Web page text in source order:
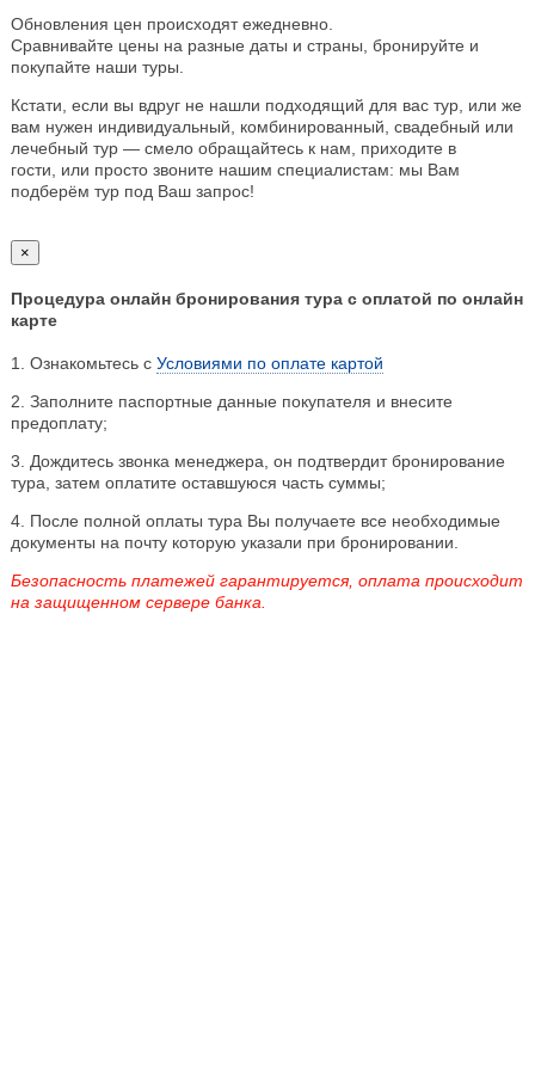
Обновления цен происходят ежедневно.
Сравнивайте цены на разные даты и страны, бронируйте и
покупайте наши туры.
Кстати, если вы вдруг не нашли подходящий для вас тур, или же
вам нужен индивидуальный, комбинированный, свадебный или
лечебный тур — смело обращайтесь к нам, приходите в
гости, или просто звоните нашим специалистам: мы Вам
подберём тур под Ваш запрос!
×
Процедура онлайн бронирования тура с оплатой по онлайн
карте
1. Ознакомьтесь с Условиями по оплате картой
2. Заполните паспортные данные покупателя и внесите
предоплату;
3. Дождитесь звонка менеджера, он подтвердит бронирование
тура, затем оплатите оставшуюся часть суммы;
4. После полной оплаты тура Вы получаете все необходимые
документы на почту которую указали при бронировании.
Безопасность платежей гарантируется, оплата происходит
на защищенном сервере банка.